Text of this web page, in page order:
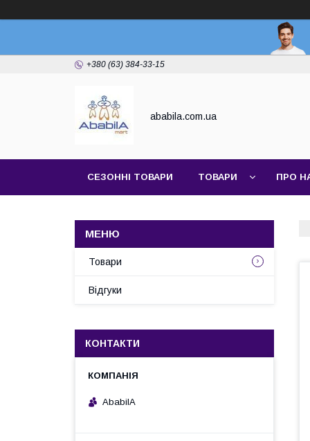
+380 (63) 384-33-15
ababila.com.ua
СЕЗОННІ ТОВАРИ ТОВАРИ ПРО
Товари
Відгуки
КОНТАКТИ
AbabilA